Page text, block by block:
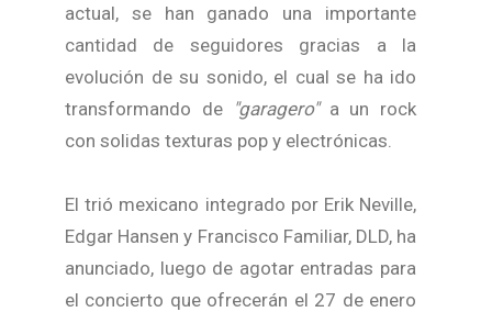
actual, se han ganado una importante
cantidad de seguidores gracias a la
evolución de su sonido, el cual se ha ido
transformando de "garagero"a un rock
con solidas texturas pop y electrónicas.
El trió mexicano integrado por Erik Neville,
Edgar Hansen y Francisco Familiar, DLD, ha
anunciado, luego de agotar entradas para
el concierto que ofrecerán el 27 de enero